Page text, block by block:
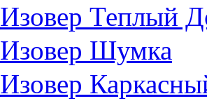
Изовер Теплый
Изовер Шумка
Изовер